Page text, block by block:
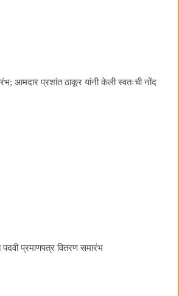
आमदार प्रशांत ठाकूर यांनी केली स्वतःची नोंद
पदवी प्रमाणपत्र वितरण समारंभ